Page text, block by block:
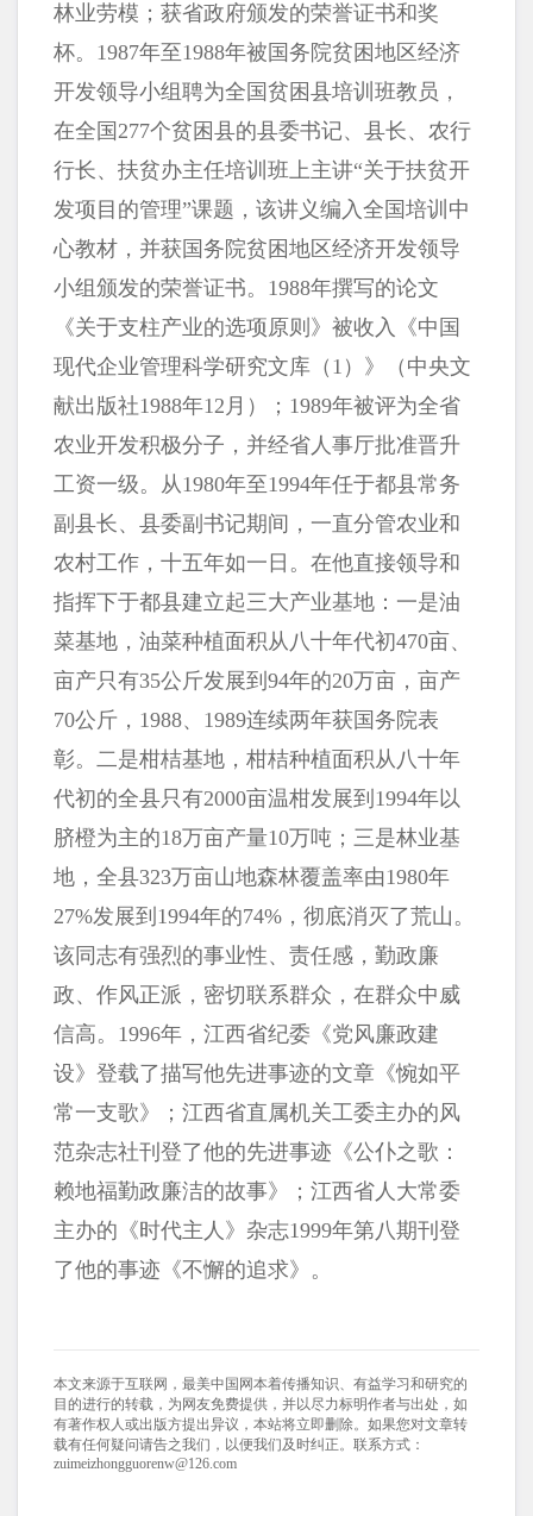
林业劳模；获省政府颁发的荣誉证书和奖
杯。1987年至1988年被国务院贫困地区经济
开发领导小组聘为全国贫困县培训班教员，
在全国277个贫困县的县委书记、县长、农行
行长、扶贫办主任培训班上主讲“关于扶贫开
发项目的管理”课题，该讲义编入全国培训中
心教材，并获国务院贫困地区经济开发领导
小组颁发的荣誉证书。1988年撰写的论文
《关于支柱产业的选项原则》被收入《中国
现代企业管理科学研究文库（1）》（中央文
献出版社1988年12月）；1989年被评为全省
农业开发积极分子，并经省人事厅批准晋升
工资一级。从1980年至1994年任于都县常务
副县长、县委副书记期间，一直分管农业和
农村工作，十五年如一日。在他直接领导和
指挥下于都县建立起三大产业基地：一是油
菜基地，油菜种植面积从八十年代初470亩、
亩产只有35公斤发展到94年的20万亩，亩产
70公斤，1988、1989连续两年获国务院表
彰。二是柑桔基地，柑桔种植面积从八十年
代初的全县只有2000亩温柑发展到1994年以
脐橙为主的18万亩产量10万吨；三是林业基
地，全县323万亩山地森林覆盖率由1980年
27%发展到1994年的74%，彻底消灭了荒山。
该同志有强烈的事业性、责任感，勤政廉
政、作风正派，密切联系群众，在群众中威
信高。1996年，江西省纪委《党风廉政建
设》登载了描写他先进事迹的文章《惋如平
常一支歌》；江西省直属机关工委主办的风
范杂志社刊登了他的先进事迹《公仆之歌：
赖地福勤政廉洁的故事》；江西省人大常委
主办的《时代主人》杂志1999年第八期刊登
了他的事迹《不懈的追求》。
本文来源于互联网，最美中国网本着传播知识、有益学习和研究的
目的进行的转载，为网友免费提供，并以尽力标明作者与出处，如
有著作权人或出版方提出异议，本站将立即删除。如果您对文章转
载有任何疑问请告之我们，以便我们及时纠正。联系方式：
zuimeizhongguorenw@126.com